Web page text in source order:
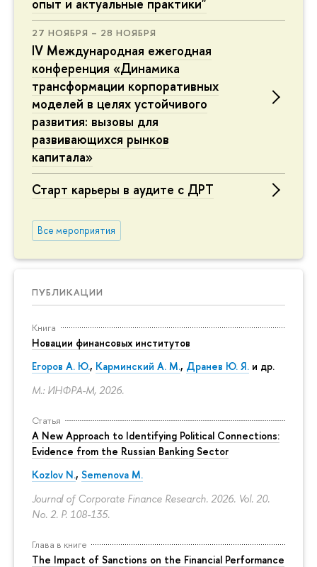
опыт и актуальные практики"
27 НОЯБРЯ – 28 НОЯБРЯ
IV Международная ежегодная
конференция «Динамика
трансформации корпоративных
моделей в целях устойчивого
развития: вызовы для
развивающихся рынков
капитала»
Старт карьеры в аудите с ДРТ
Все мероприятия
ПУБЛИКАЦИИ
Книга
Новации финансовых институтов
Егоров А. Ю., Карминский А. М., Дранев Ю. Я. и др.
М.: ИНФРА-М, 2026.
Статья
A New Approach to Identifying Political Connections:
Evidence from the Russian Banking Sector
Kozlov N., Semenova M.
Journal of Corporate Finance Research. 2026. Vol. 20.
No. 2. P. 108-135.
Глава в книге
The Impact of Sanctions on the Financial Performance